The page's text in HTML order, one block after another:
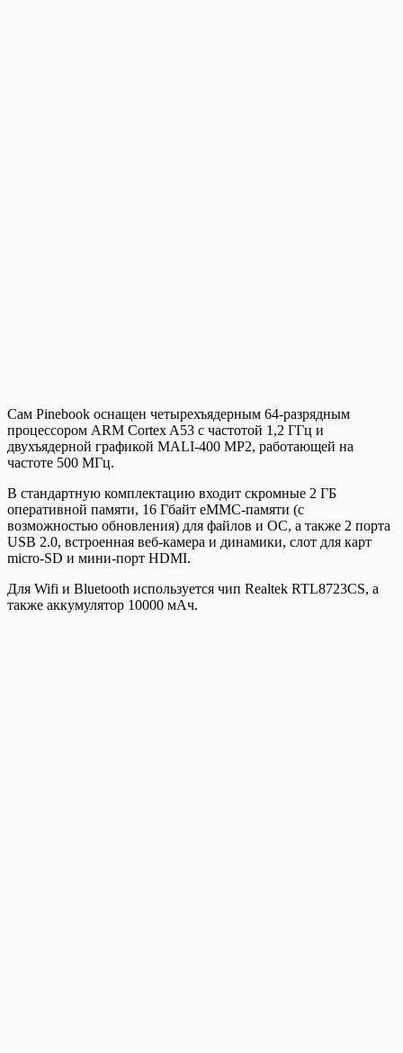
Сам Pinebook оснащен четырехъядерным 64-разрядным
процессором ARM Cortex A53 с частотой 1,2 ГГц и
двухъядерной графикой MALI-400 MP2, работающей на
частоте 500 МГц.
В стандартную комплектацию входит скромные 2 ГБ
оперативной памяти, 16 Гбайт eMMC-памяти (с
возможностью обновления) для файлов и ОС, а также 2 порта
USB 2.0, встроенная веб-камера и динамики, слот для карт
micro-SD и мини-порт HDMI.
Для Wifi и Bluetooth используется чип Realtek RTL8723CS, а
также аккумулятор 10000 мАч.